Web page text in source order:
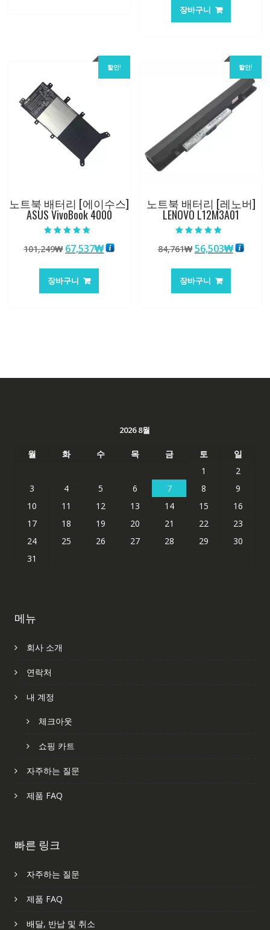
가
격:
장바구니
할인!
노트북 배터리 [에이수스]
ASUS VivoBook 4000
5.00
로 평가됨
101,249₩ 원
가
격:
67,537₩현
장바구니
할인!
노트북 배터리 [레노버]
LENOVO L12M3A01
5.00
로 평가됨
84,761₩ 원
가
격:
56,503₩현
장바구니
2026 8월
월 화 수 목 금 토
일
1
2
3
4 5 6 7 8
9
10
11 12 13 14 15
16
17
18 19 20 21 22
23
24
25 26 27 28 29
30
31
메뉴
회사 소개
연락처
내 계정
체크아웃
쇼핑 카트
자주하는 질문
제품 FAQ
빠른 링크
자주하는 질문
제품 FAQ
배달, 반납 및 취소